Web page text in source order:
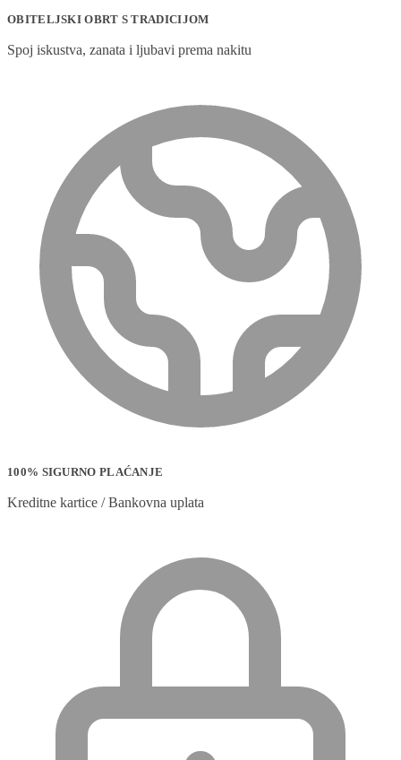
OBITELJSKI OBRT S TRADICIJOM
Spoj iskustva, zanata i ljubavi prema nakitu
100% SIGURNO PLAĆANJE
Kreditne kartice / Bankovna uplata